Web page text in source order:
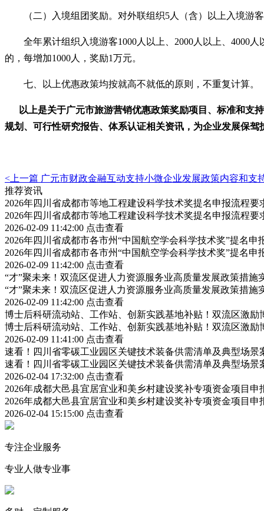
（二）入境组团奖励。对外联组织5人（含）以上入境游
全年累计组织入境游客1000人以上、2000人以上、4000
的，每增加1000人，奖励1万元。
七、以上优惠政策均按就高不就低的原则，不重复计算。
以上是关于广元市旅游营销优惠政策奖励项目、标准和支
规划、可行性研究报告、体系认证相关资讯，为企业发展保驾
<上一篇 广元市财政金融互动支持小微企业发展政策内容和支
推荐资讯
2026年四川省成都市等地工程建设科学技术奖提名申报流程
2026年四川省成都市等地工程建设科学技术奖提名申报流程
2026-02-09 11:42:00 点击查看
2026年四川省成都市各市州“中国航空学会科学技术奖”提名申
2026年四川省成都市各市州“中国航空学会科学技术奖”提名申
2026-02-09 11:42:00 点击查看
“才”聚未来！双流区促进人力资源服务业高质量发展政策措施
“才”聚未来！双流区促进人力资源服务业高质量发展政策措施
2026-02-09 11:42:00 点击查看
博士后科研流动站、工作站、创新实践基地补贴！双流区激
博士后科研流动站、工作站、创新实践基地补贴！双流区激
2026-02-09 11:41:00 点击查看
速看！四川省零碳工业园区关键技术装备供需清单及典型场
速看！四川省零碳工业园区关键技术装备供需清单及典型场
2026-02-04 17:32:00 点击查看
2026年成都大邑县宜居宜业和美乡村建设奖补专项资金项目
2026年成都大邑县宜居宜业和美乡村建设奖补专项资金项目
2026-02-04 15:15:00 点击查看
专注企业服务
专业人做专业事